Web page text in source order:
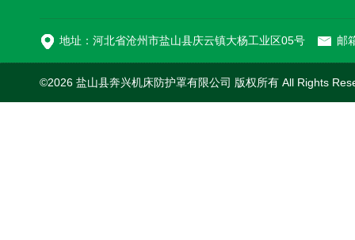
地址：河北省沧州市盐山县庆云镇大杨工业区05号 邮
©2026 盐山县奔兴机床防护罩有限公司 版权所有 All Rights